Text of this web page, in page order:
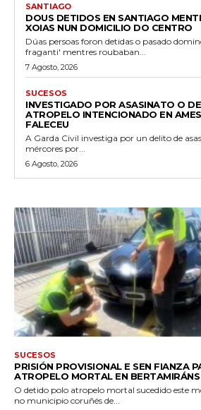
SANTIAGO
DOUS DETIDOS EN SANTIAGO
XOIAS NUN DOMICILIO DO CENTRO
Dúas persoas foron detidas o pasado
fraganti' mentres roubaban...
7 Agosto, 2026
SUCESOS
INVESTIGADO POR ASASINATO O
ATROPELO INTENCIONADO EN
FALECEU
A Garda Civil investiga por un delito de
mércores por...
6 Agosto, 2026
SUCESOS
PRISIÓN PROVISIONAL E SEN FIANZA
ATROPELO MORTAL EN BERTAMIRÁNS
O detido polo atropelo mortal sucedido este
no municipio coruñés de...